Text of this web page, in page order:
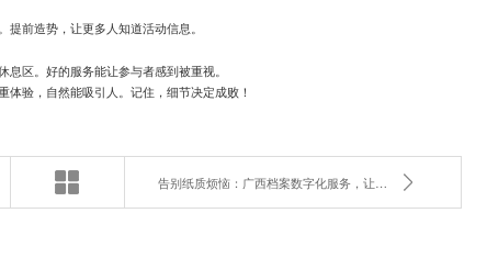
前造势，让更多人知道活动信息。
区。好的服务能让参与者感到被重视。
验，自然能吸引人。记住，细节决定成败！
告别纸质烦恼：广西档案数字化服务，让管理更高效！